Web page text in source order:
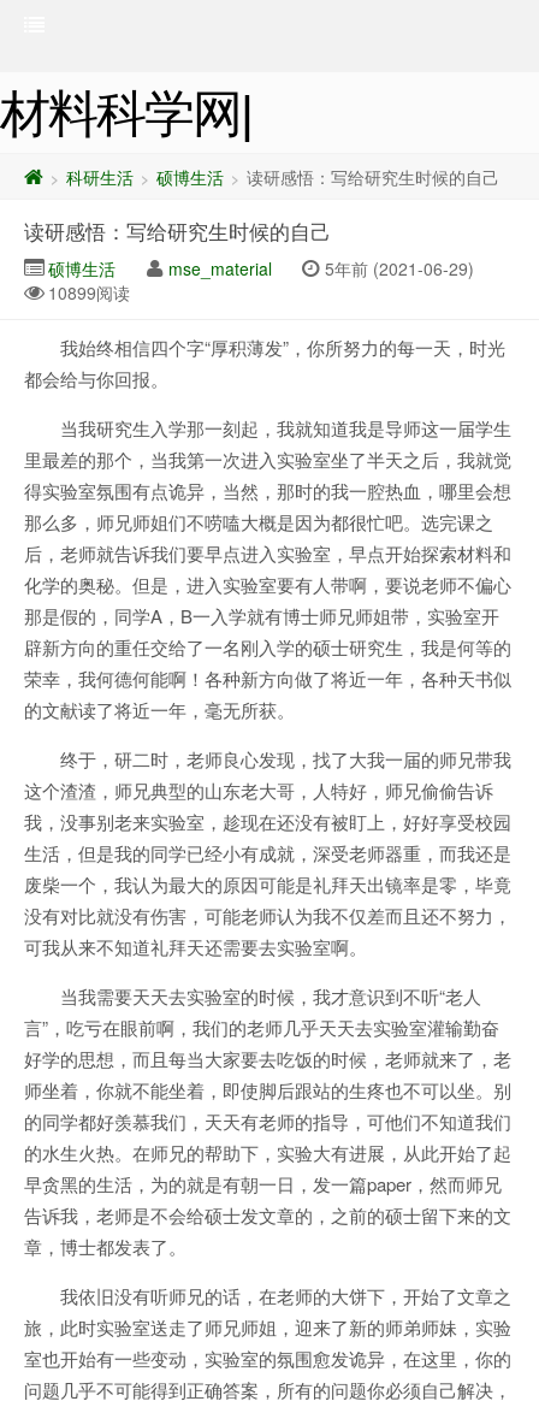
材料科学网|
> 科研生活 > 硕博生活 > 读研感悟：写给研究生时候的自己
读研感悟：写给研究生时候的自己
硕博生活 mse_material
5年前 (2021-06-29)
10899阅读
我始终相信四个字“厚积薄发”，你所努力的每一天，时光
都会给与你回报。
当我研究生入学那一刻起，我就知道我是导师这一届学生
里最差的那个，当我第一次进入实验室坐了半天之后，我就觉
得实验室氛围有点诡异，当然，那时的我一腔热血，哪里会想
那么多，师兄师姐们不唠嗑大概是因为都很忙吧。选完课之
后，老师就告诉我们要早点进入实验室，早点开始探索材料和
化学的奥秘。但是，进入实验室要有人带啊，要说老师不偏心
那是假的，同学A，B一入学就有博士师兄师姐带，实验室开
辟新方向的重任交给了一名刚入学的硕士研究生，我是何等的
荣幸，我何德何能啊！各种新方向做了将近一年，各种天书似
的文献读了将近一年，毫无所获。
终于，研二时，老师良心发现，找了大我一届的师兄带我
这个渣渣，师兄典型的山东老大哥，人特好，师兄偷偷告诉
我，没事别老来实验室，趁现在还没有被盯上，好好享受校园
生活，但是我的同学已经小有成就，深受老师器重，而我还是
废柴一个，我认为最大的原因可能是礼拜天出镜率是零，毕竟
没有对比就没有伤害，可能老师认为我不仅差而且还不努力，
可我从来不知道礼拜天还需要去实验室啊。
当我需要天天去实验室的时候，我才意识到不听“老人
言”，吃亏在眼前啊，我们的老师几乎天天去实验室灌输勤奋
好学的思想，而且每当大家要去吃饭的时候，老师就来了，老
师坐着，你就不能坐着，即使脚后跟站的生疼也不可以坐。别
的同学都好羡慕我们，天天有老师的指导，可他们不知道我们
的水生火热。在师兄的帮助下，实验大有进展，从此开始了起
早贪黑的生活，为的就是有朝一日，发一篇paper，然而师兄
告诉我，老师是不会给硕士发文章的，之前的硕士留下来的文
章，博士都发表了。
我依旧没有听师兄的话，在老师的大饼下，开始了文章之
旅，此时实验室送走了师兄师姐，迎来了新的师弟师妹，实验
室也开始有一些变动，实验室的氛围愈发诡异，在这里，你的
问题几乎不可能得到正确答案，所有的问题你必须自己解决，